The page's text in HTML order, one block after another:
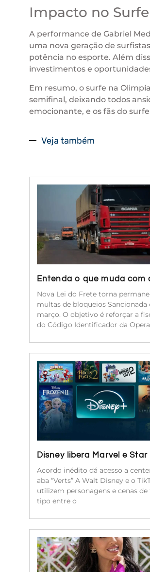
Impacto no
A performance de Gabriel
uma nova geração de
potência no esporte. Além
investimentos e
Em resumo, o surfe na
semifinal, deixando todos
emocionante, e os fãs do
Veja também
Entenda o que muda com
Nova Lei do Frete torna
multas de bloqueios
março. O objetivo é reforçar a
do Código Identificador da
Disney libera Marvel e
Acordo inédito dá acesso a
aba “Verts” A Walt Disney e o
utilizem personagens e cenas
tipo entre o